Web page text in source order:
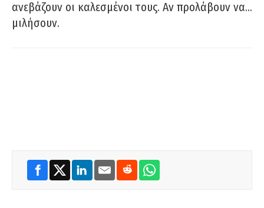
ανεβάζουν οι καλεσμένοι τους. Αν προλάβουν να…
μιλήσουν.